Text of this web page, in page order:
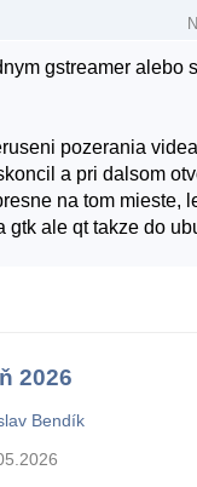
gstreamer alebo
pozerania
a pri dalsom
na tom mieste,
gtk ale qt takze do
2026
Bendík